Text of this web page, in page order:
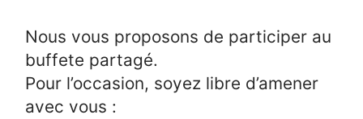
Nous vous proposons de participer au
buffete partagé.
Pour l’occasion, soyez libre d’amener
avec vous :